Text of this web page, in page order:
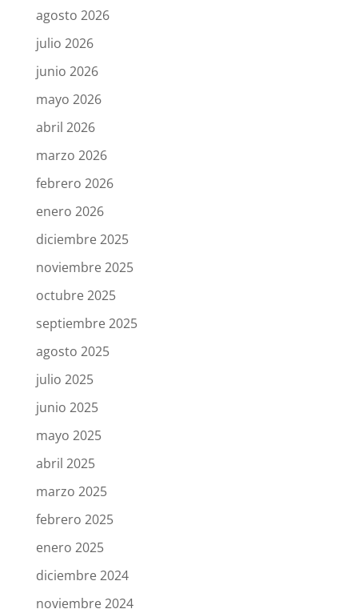
agosto 2026
julio 2026
junio 2026
mayo 2026
abril 2026
marzo 2026
febrero 2026
enero 2026
diciembre 2025
noviembre 2025
octubre 2025
septiembre 2025
agosto 2025
julio 2025
junio 2025
mayo 2025
abril 2025
marzo 2025
febrero 2025
enero 2025
diciembre 2024
noviembre 2024